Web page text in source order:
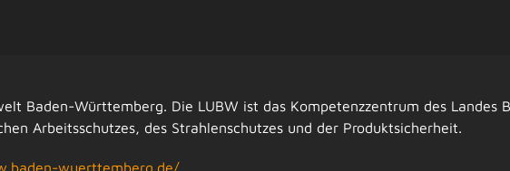
Baden-Württemberg. Die LUBW ist das Kompetenzzentrum des
Arbeitsschutzes, des Strahlenschutzes und der Produktsicherheit.
wuerttemberg.de/